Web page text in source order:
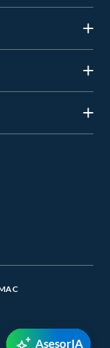
AsesorIA